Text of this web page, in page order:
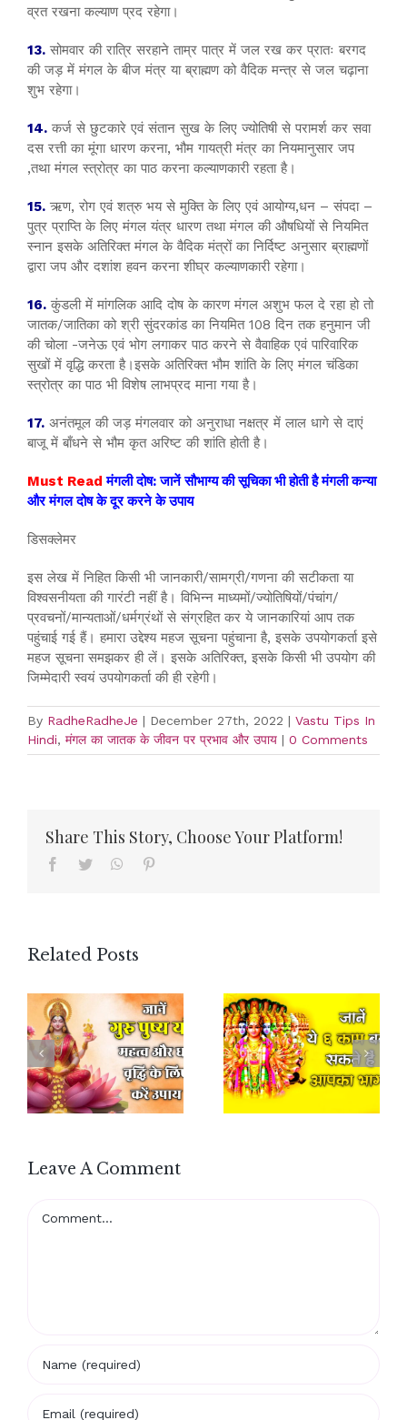
व्रत रखना कल्याण प्रद रहेगा।
13. सोमवार की रात्रि सरहाने ताम्र पात्र में जल रख कर प्रातः बरगद
की जड़ में मंगल के बीज मंत्र या ब्राह्मण को वैदिक मन्त्र से जल चढ़ाना
शुभ रहेगा।
14. कर्ज से छुटकारे एवं संतान सुख के लिए ज्योतिषी से परामर्श कर सवा
दस रत्ती का मूंगा धारण करना, भौम गायत्री मंत्र का नियमानुसार जप
,तथा मंगल स्त्रोत्र का पाठ करना कल्याणकारी रहता है।
15. ऋण, रोग एवं शत्रु भय से मुक्ति के लिए एवं आयोग्य,धन – संपदा –
पुत्र प्राप्ति के लिए मंगल यंत्र धारण तथा मंगल की औषधियों से नियमित
स्नान इसके अतिरिक्त मंगल के वैदिक मंत्रों का निर्दिष्ट अनुसार ब्राह्मणों
द्वारा जप और दशांश हवन करना शीघ्र कल्याणकारी रहेगा।
16. कुंडली में मांगलिक आदि दोष के कारण मंगल अशुभ फल दे रहा हो तो
जातक/जातिका को श्री सुंदरकांड का नियमित 108 दिन तक हनुमान जी
की चोला -जनेऊ एवं भोग लगाकर पाठ करने से वैवाहिक एवं पारिवारिक
सुखों में वृद्धि करता है।इसके अतिरिक्त भौम शांति के लिए मंगल चंडिका
स्त्रोत्र का पाठ भी विशेष लाभप्रद माना गया है।
17. अनंतमूल की जड़ मंगलवार को अनुराधा नक्षत्र में लाल धागे से दाएं
बाजू में बाँधने से भौम कृत अरिष्ट की शांति होती है।
Must Readमंगली दोष: जानें सौभाग्य की सूचिका भी होती है मंगली कन्या
और मंगल दोष के दूर करने के उपाय
डिसक्लेमर
इस लेख में निहित किसी भी जानकारी/सामग्री/गणना की सटीकता या
विश्वसनीयता की गारंटी नहीं है। विभिन्न माध्यमों/ज्योतिषियों/पंचांग/
प्रवचनों/मान्यताओं/धर्मग्रंथों से संग्रहित कर ये जानकारियां आप तक
पहुंचाई गई हैं। हमारा उद्देश्य महज सूचना पहुंचाना है, इसके उपयोगकर्ता इसे
महज सूचना समझकर ही लें। इसके अतिरिक्त, इसके किसी भी उपयोग की
जिम्मेदारी स्वयं उपयोगकर्ता की ही रहेगी।
By RadheRadheJe | December 27th, 2022 | Vastu Tips In
Hindi, मंगल का जातक के जीवन पर प्रभाव और उपाय | 0 Comments
Share This Story, Choose Your Platform!
Facebook
Twitter WhatsApp
Related Posts
Leave A Comment